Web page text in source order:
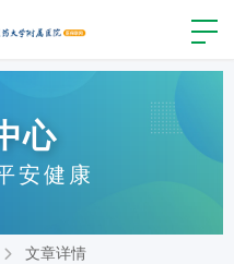
心
安健康
文章详情